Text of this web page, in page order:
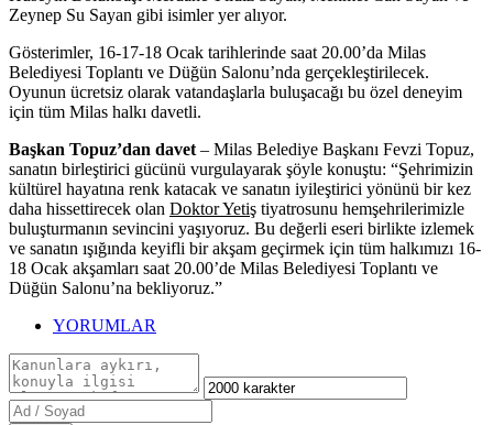
Zeynep Su Sayan gibi isimler yer alıyor.
Gösterimler, 16-17-18 Ocak tarihlerinde saat 20.00’da Milas
Belediyesi Toplantı ve Düğün Salonu’nda gerçekleştirilecek.
Oyunun ücretsiz olarak vatandaşlarla buluşacağı bu özel deneyim
için tüm Milas halkı davetli.
Başkan Topuz’dan davet – Milas Belediye Başkanı Fevzi Topuz,
sanatın birleştirici gücünü vurgulayarak şöyle konuştu: “Şehrimizin
kültürel hayatına renk katacak ve sanatın iyileştirici yönünü bir kez
daha hissettirecek olan Doktor Yetiş tiyatrosunu hemşehrilerimizle
buluşturmanın sevincini yaşıyoruz. Bu değerli eseri birlikte izlemek
ve sanatın ışığında keyifli bir akşam geçirmek için tüm halkımızı 16-
18 Ocak akşamları saat 20.00’de Milas Belediyesi Toplantı ve
Düğün Salonu’na bekliyoruz.”
YORUMLAR